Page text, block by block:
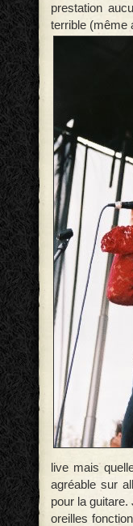
prestation
terrible (même
live mais
agréable sur
pour la
oreilles